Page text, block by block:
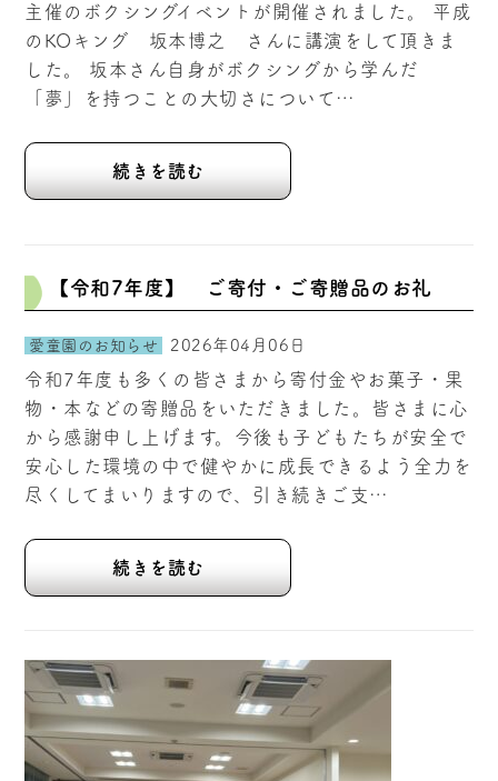
主催のボクシングイベントが開催されました。 平成
のKOキング 坂本博之 さんに講演をして頂きま
した。 坂本さん自身がボクシングから学んだ
「夢」を持つことの大切さについて…
続きを読む
【令和7年度】 ご寄付・ご寄贈品のお礼
愛童園のお知らせ 2026年04月06日
令和7年度も多くの皆さまから寄付金やお菓子・果
物・本などの寄贈品をいただきました。皆さまに心
から感謝申し上げます。今後も子どもたちが安全で
安心した環境の中で健やかに成長できるよう全力を
尽くしてまいりますので、引き続きご支…
続きを読む